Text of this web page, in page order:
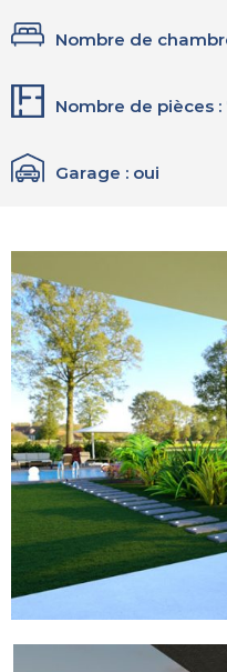
Nombre de
Nombre de pièces :
Garage : oui